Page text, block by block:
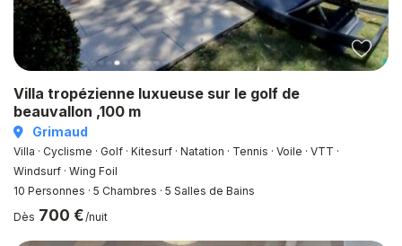
Villa tropézienne luxueuse sur le golf de
beauvallon ,100 m
Grimaud
Villa · Cyclisme · Golf · Kitesurf · Natation · Tennis · Voile · VTT ·
Windsurf · Wing Foil
10 Personnes · 5 Chambres · 5 Salles de Bains
Dès 700 €/nuit